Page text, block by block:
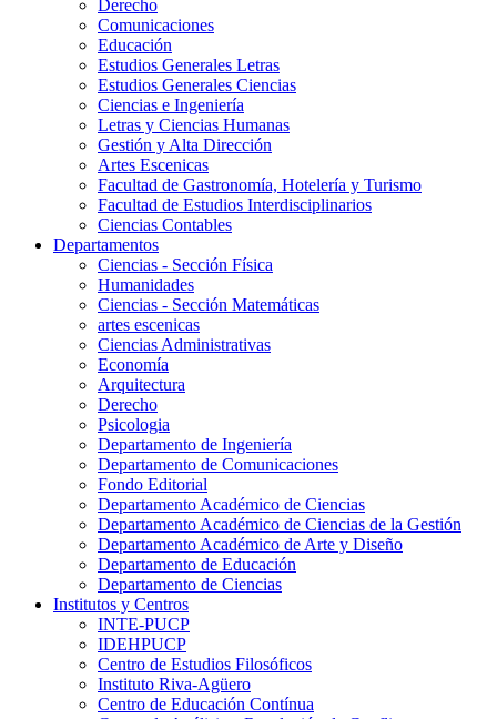
Derecho
Comunicaciones
Educación
Estudios Generales Letras
Estudios Generales Ciencias
Ciencias e Ingeniería
Letras y Ciencias Humanas
Gestión y Alta Dirección
Artes Escenicas
Facultad de Gastronomía, Hotelería y Turismo
Facultad de Estudios Interdisciplinarios
Ciencias Contables
Departamentos
Ciencias - Sección Física
Humanidades
Ciencias - Sección Matemáticas
artes escenicas
Ciencias Administrativas
Economía
Arquitectura
Derecho
Psicologia
Departamento de Ingeniería
Departamento de Comunicaciones
Fondo Editorial
Departamento Académico de Ciencias
Departamento Académico de Ciencias de la Gestión
Departamento Académico de Arte y Diseño
Departamento de Educación
Departamento de Ciencias
Institutos y Centros
INTE-PUCP
IDEHPUCP
Centro de Estudios Filosóficos
Instituto Riva-Agüero
Centro de Educación Contínua